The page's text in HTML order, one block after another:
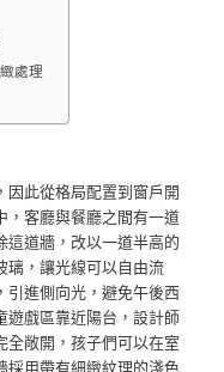
處理
因此從格局配置到窗戶開
，客廳與餐廳之間有一道
這道牆，改以一道半高的
璃，讓光線可以自由流
引進側向光，避免午後西
遊戲區靠近陽台，設計師
全敞開，孩子們可以在室
採用帶有細緻紋理的淺色